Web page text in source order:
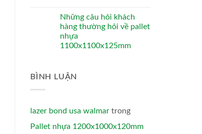
Những câu hỏi khách
hàng thường hỏi về pallet
nhựa
1100x1100x125mm
BÌNH LUẬN
lazer bond usa walmar trong
Pallet nhựa 1200x1000x120mm